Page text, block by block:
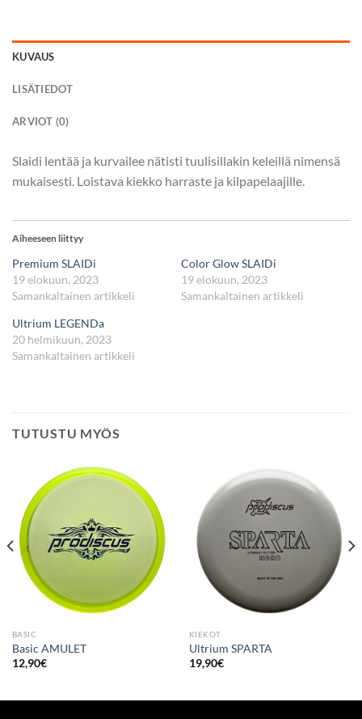
KUVAUS
LISÄTIEDOT
ARVIOT (0)
Slaidi lentää ja kurvailee nätisti tuulisillakin keleillä nimensä
mukaisesti. Loistava kiekko harraste ja kilpapelaajille.
Aiheeseen liittyy
Premium SLAIDi
19 elokuun, 2023
Samankaltainen artikkeli
Color Glow SLAIDi
19 elokuun, 2023
Samankaltainen artikkeli
Ultrium LEGENDa
20 helmikuun, 2023
Samankaltainen artikkeli
TUTUSTU MYÖS
BASIC
Basic AMULET
12,90€
KIEKOT
Ultrium SPARTA
19,90€